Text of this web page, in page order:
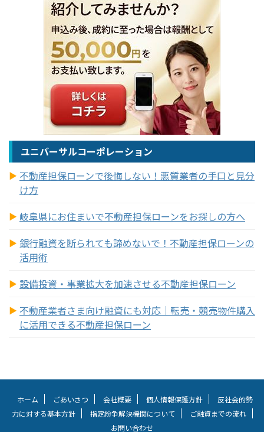
ユニバーサルコーポレーション
不動産担保ローンで後悔しない！悪質業者の手口と見分
け方
岐阜県にお住まいで不動産担保ローンをお探しの方へ
銀行融資を断られても諦めないで！不動産担保ローンの
活用術
設備投資・事業拡大を加速させる不動産担保ローン
不動産業者さま向け融資にも対応｜転売・競売物件購入
に活用できる不動産担保ローン
ホーム ごあいさつ 会社概要 個人情報保護方針
反社会的勢
力に対する基本方針
指定紛争解決機関について
ご融資までの流れ
お問い合わせ